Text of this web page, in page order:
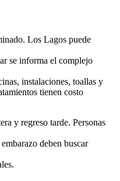
Los Lagos puede
se informa el complejo
instalaciones, toallas y
tienen costo
y regreso tarde. Personas
deben buscar